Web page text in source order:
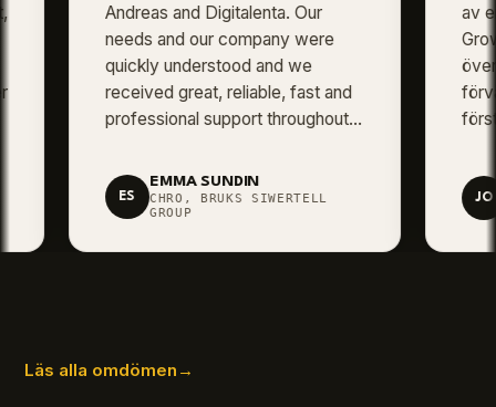
Andreas and Digitalenta. Our
needs and our company were
quickly understood and we
received great, reliable, fast and
professional support throughout
EMMA SUNDIN
CHRO, BRUKS SIWERTELL
GROUP
av en
Growth
som
rollenVD,
Läs alla omdömen →